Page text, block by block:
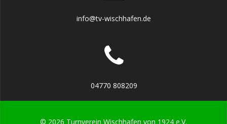
info@tv-wischhafen.de
04770 808209
© 2026 Turnverein Wischhafen von 1924 e.V.